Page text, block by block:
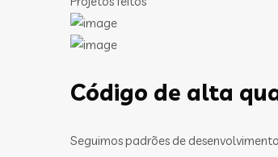
Código de alta
Seguimos padrões de